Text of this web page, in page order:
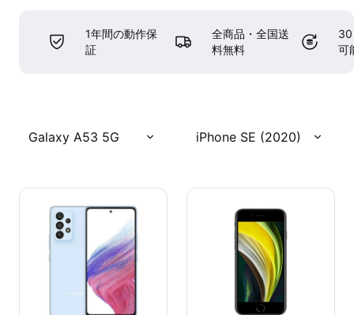
1年間の動作保
証
全商品・全国送
料無料
30
可
Galaxy A53 5G iPhone SE (2020)